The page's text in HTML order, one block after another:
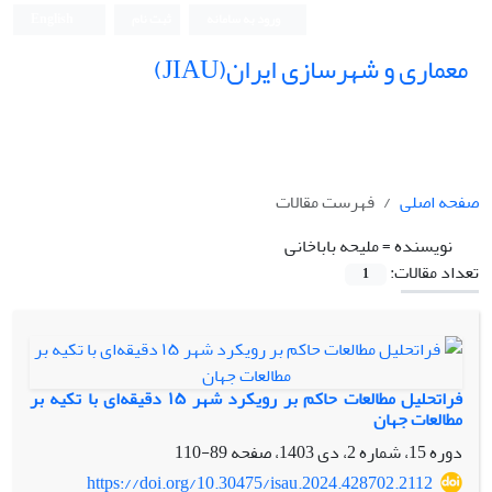
معماری و شهرسازی ایران(JIAU)
صفحه اصلی
فهرست مقالات
نویسنده =ملیحه باباخانی
تعداد مقالات:
1
فراتحلیل مطالعات حاکم بر رویکرد شهر ۱۵ دقیقه‌ای با تکیه بر
مطالعات جهان
دوره 15، شماره 2، دی 1403، صفحه
89-110
https://doi.org/10.30475/isau.2024.428702.2112